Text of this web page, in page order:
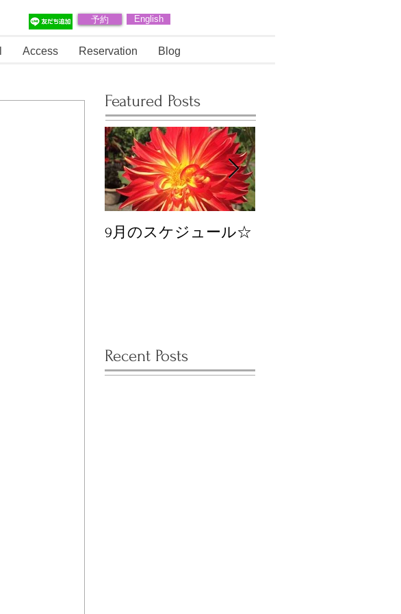
予約 English
Access Reservation Blog
Featured Posts
9月のスケジュール☆
Recent Posts